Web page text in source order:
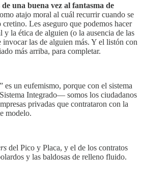
una buena vez al fantasma de
atajo moral al cuál recurrir cuando se
Les aseguro que podemos hacer
y la ética de alguien (o la ausencia de las
invocar las de alguien más. Y el listón con
más arriba, para completar.
es un eufemismo, porque con el sistema
Integrado— somos los ciudadanos
privadas que contrataron con la
modelo.
del Pico y Placa, y el de los contratos
y las baldosas de relleno fluido.